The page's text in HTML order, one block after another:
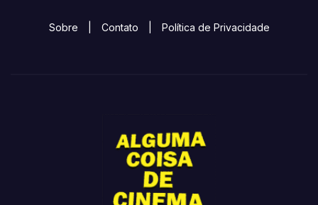
Sobre Contato Política de Privacidade